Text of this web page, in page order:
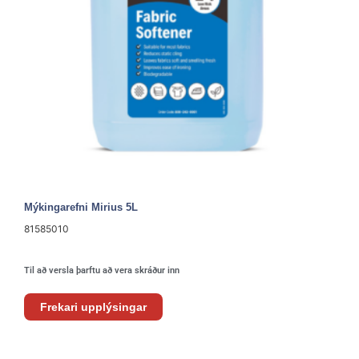
Mýkingarefni Mirius 5L
81585010
Til að versla þarftu að vera skráður inn
Frekari upplýsingar